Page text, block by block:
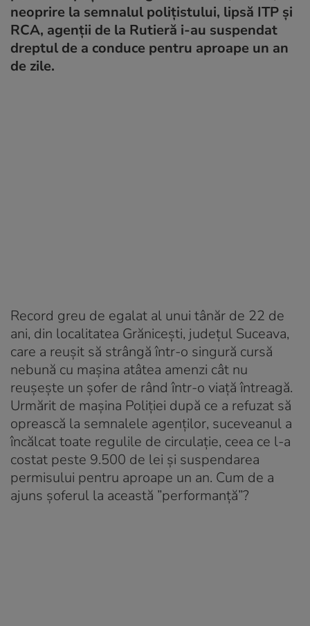
neoprire la semnalul polițistului, lipsă ITP și
RCA, agenții de la Rutieră i-au suspendat
dreptul de a conduce pentru aproape un an
de zile.
Record greu de egalat al unui tânăr de 22 de
ani, din localitatea Grănicești, județul Suceava,
care a reușit să strângă într-o singură cursă
nebună cu mașina atâtea amenzi cât nu
reușește un șofer de rând într-o viață întreagă.
Urmărit de mașina Poliției după ce a refuzat să
oprească la semnalele agenților, suceveanul a
încălcat toate regulile de circulație, ceea ce l-a
costat peste 9.500 de lei și suspendarea
permisului pentru aproape un an. Cum de a
ajuns șoferul la această ”performanță”?